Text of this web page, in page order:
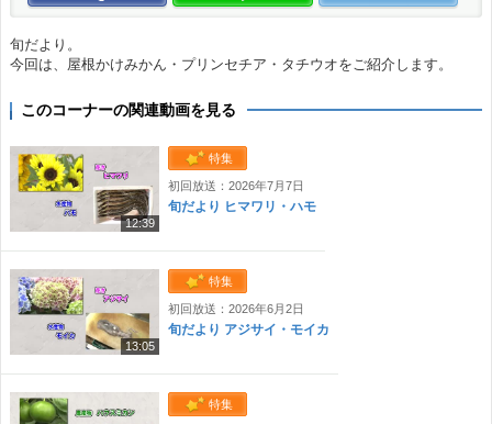
旬だより。
今回は、屋根かけみかん・プリンセチア・タチウオをご紹介します。
このコーナーの関連動画を見る
12:39
特集
初回放送：2026年7月7日
旬だより ヒマワリ・ハモ
13:05
特集
初回放送：2026年6月2日
旬だより アジサイ・モイカ
特集